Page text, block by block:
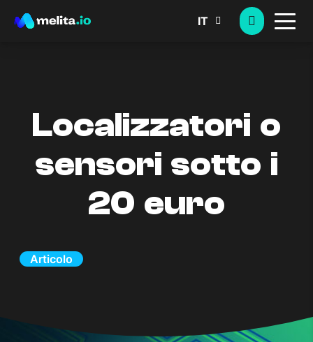
IT
Localizzatori o
sensori sotto i
20 euro
Articolo